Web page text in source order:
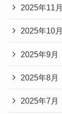
2025年11月
2025年10月
2025年9月
2025年8月
2025年7月